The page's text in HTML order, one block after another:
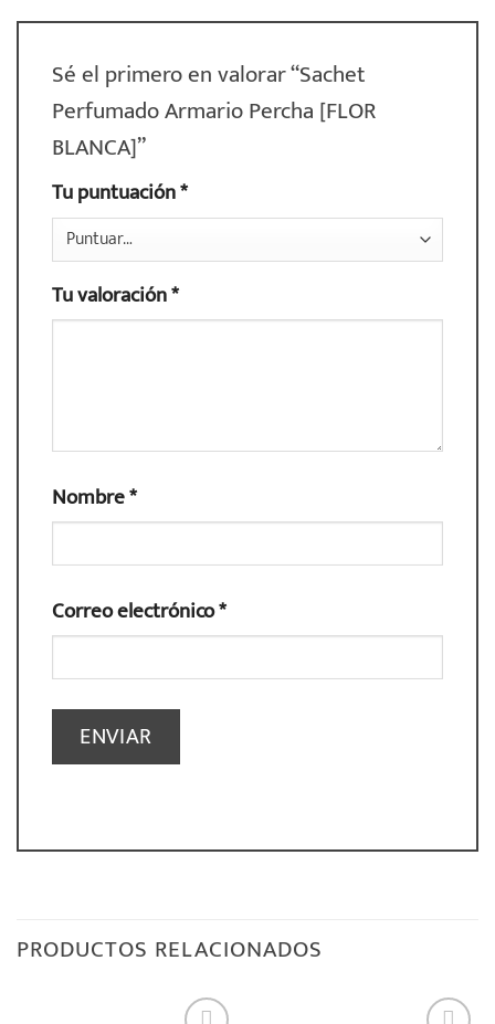
Sé el primero en valorar “Sachet
Perfumado Armario Percha [FLOR
BLANCA]”
Tu puntuación*
Tu valoración*
Nombre*
Correo electrónico*
PRODUCTOS RELACIONADOS